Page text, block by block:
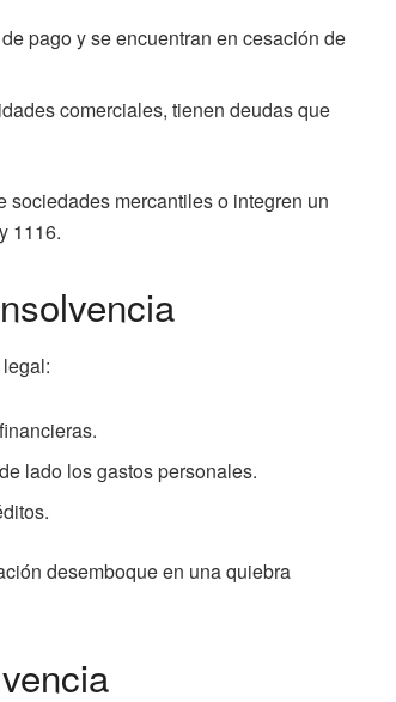
pago y se encuentran en cesación de
comerciales, tienen deudas que
sociedades mercantiles o integren un
1116.
lado los gastos personales.
desemboque en una quiebra